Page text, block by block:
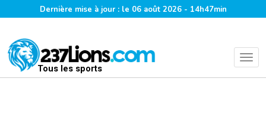
Dernière mise à jour : le 06 août 2026 - 14h47min
Tous les sports